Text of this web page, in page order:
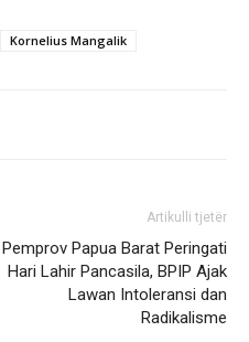
Kornelius Mangalik
Artikulli tjetër
Pemprov Papua Barat Peringati
Hari Lahir Pancasila, BPIP Ajak
Lawan Intoleransi dan
Radikalisme